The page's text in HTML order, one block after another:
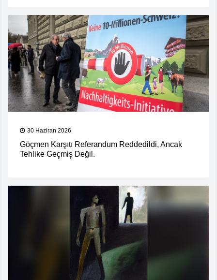
30 Haziran 2026
Göçmen Karşıtı Referandum Reddedildi, Ancak
Tehlike Geçmiş Değil.